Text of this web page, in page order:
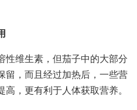
性维生素，但茄子中的大部分
留，而且经过加热后，一些营
，更有利于人体获取营养。